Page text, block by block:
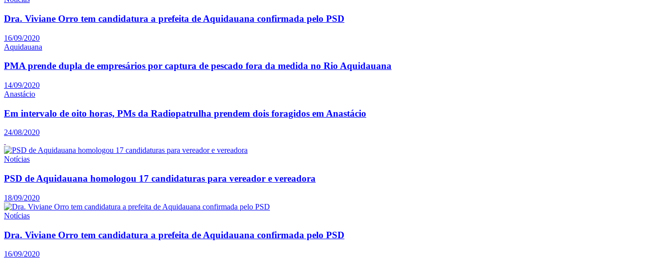
Dra. Viviane Orro tem candidatura a prefeita de Aquidauana confirmada pelo PSD
16/09/2020
Aquidauana
PMA prende dupla de empresários por captura de pescado fora da medida no Rio Aquidauana
14/09/2020
Anastácio
Em intervalo de oito horas, PMs da Radiopatrulha prendem dois foragidos em Anastácio
24/08/2020
Notícias
PSD de Aquidauana homologou 17 candidaturas para vereador e vereadora
18/09/2020
Notícias
Dra. Viviane Orro tem candidatura a prefeita de Aquidauana confirmada pelo PSD
16/09/2020